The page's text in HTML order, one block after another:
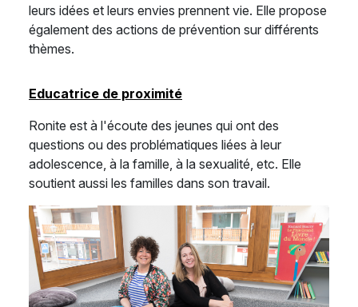
leurs idées et leurs envies prennent vie. Elle propose
également des actions de prévention sur différents
thèmes.
Educatrice de proximité
Ronite est à l'écoute des jeunes qui ont des
questions ou des problématiques liées à leur
adolescence, à la famille, à la sexualité, etc. Elle
soutient aussi les familles dans son travail.